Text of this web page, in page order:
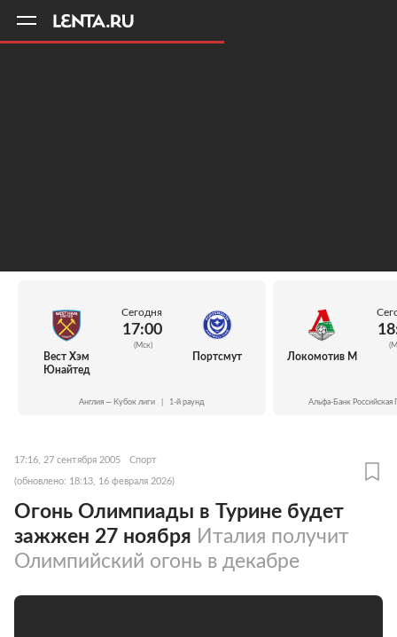
Вест Хэм
Юнайтед
Сегодня
17:00
(Мск)
Портсмут
Англия — Кубок лиги 1-й раунд
Локомотив М
Альфа-Банк Российская
17:16, 27 сентября 2005 Спорт
(обновлено: 18:13, 16 февраля 2026)
Огонь Олимпиады в Турине будет
зажжен 27 ноября Италия получит
Олимпийский огонь в декабре